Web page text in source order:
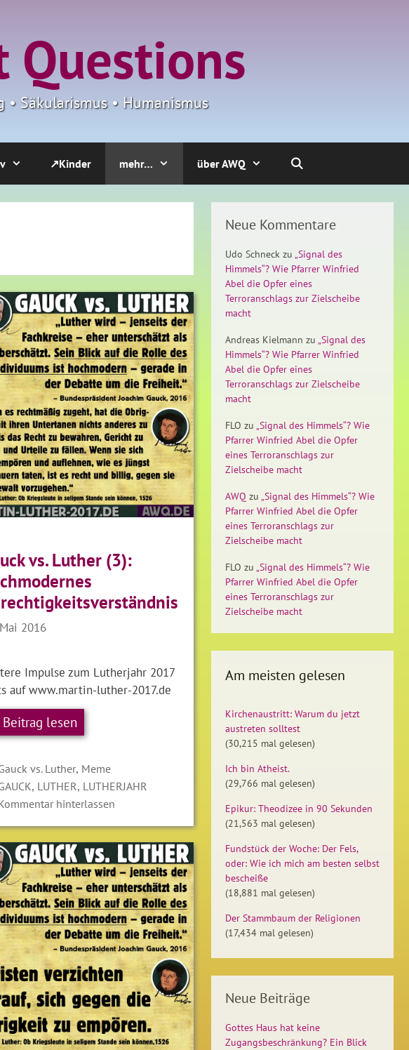
Questions
• Säkularismus • Humanismus
↗Kinder mehr… über AWQ
vs. Luther (3):
2016
Impulse zum Lutherjahr 2017
auf www.martin-luther-2017.de
lesen
vs. Luther, Meme
, LUTHER, LUTHERJAHR
hinterlassen
Neue Kommentare
Udo Schneck zu „Signal des
Himmels“? Wie Pfarrer Winfried
Abel die Opfer eines
Terroranschlags zur Zielscheibe
macht
Andreas Kielmann zu „Signal des
Himmels“? Wie Pfarrer Winfried
Abel die Opfer eines
Terroranschlags zur Zielscheibe
macht
FLO zu „Signal des Himmels“? Wie
Pfarrer Winfried Abel die Opfer
eines Terroranschlags zur
Zielscheibe macht
AWQ zu „Signal des Himmels“? Wie
Pfarrer Winfried Abel die Opfer
eines Terroranschlags zur
Zielscheibe macht
FLO zu „Signal des Himmels“? Wie
Pfarrer Winfried Abel die Opfer
eines Terroranschlags zur
Zielscheibe macht
Am meisten gelesen
Kirchenaustritt: Warum du jetzt
austreten solltest
(30,215 mal gelesen)
Ich bin Atheist.
(29,766 mal gelesen)
Epikur: Theodizee in 90 Sekunden
(21,563 mal gelesen)
Fundstück der Woche: Der Fels,
oder: Wie ich mich am besten selbst
bescheiße
(18,881 mal gelesen)
Der Stammbaum der Religionen
(17,434 mal gelesen)
Neue Beiträge
Gottes Haus hat keine
Zugangsbeschränkung? Ein Blick